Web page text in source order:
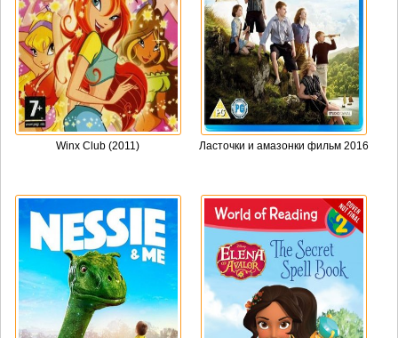
Winx Club (2011) Ласточки и амазонки фильм 2016